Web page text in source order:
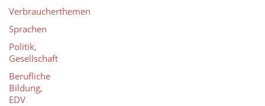
Verbraucherthemen
Sprachen
Politik,
Gesellschaft
Berufliche
Bildung,
EDV